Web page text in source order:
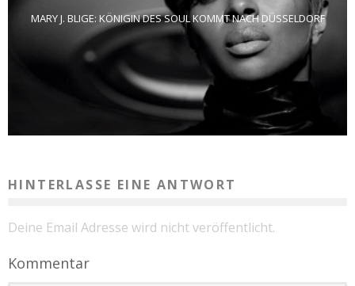
MARY J. BLIGE: KÖNIGIN DES SOUL KOMMT NACH DÜSSELDORF
HINTERLASSE EINE ANTWORT
Deine Email Adresse wird nicht veröffentlicht.
Kommentar